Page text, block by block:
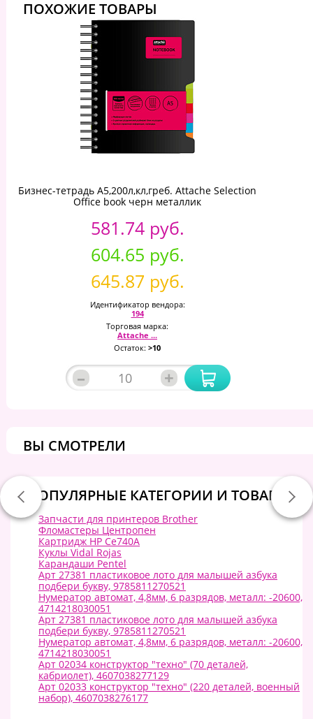
ПОХОЖИЕ ТОВАРЫ
Бизнес-тетрадь A5,200л,кл,греб. Attache Selection
Office book черн металлик
581.74 руб.
604.65 руб.
645.87 руб.
Идентификатор вендора:
194
Торговая марка:
Attache ...
Остаток: >10
– +
ВЫ СМОТРЕЛИ
ПОПУЛЯРНЫЕ КАТЕГОРИИ И ТОВАРЫ:
Запчасти для принтеров Brother
Фломастеры Центропен
Картридж HP Ce740A
Куклы Vidal Rojas
Карандаши Pentel
Арт 27381 пластиковое лото для малышей азбука
подбери букву, 9785811270521
Нумератор автомат, 4,8мм, 6 разрядов, металл: -20600,
4714218030051
Арт 27381 пластиковое лото для малышей азбука
подбери букву, 9785811270521
Нумератор автомат, 4,8мм, 6 разрядов, металл: -20600,
4714218030051
Арт 02034 конструктор "техно" (70 деталей,
кабриолет), 4607038277129
Арт 02033 конструктор "техно" (220 деталей, военный
набор), 4607038276177